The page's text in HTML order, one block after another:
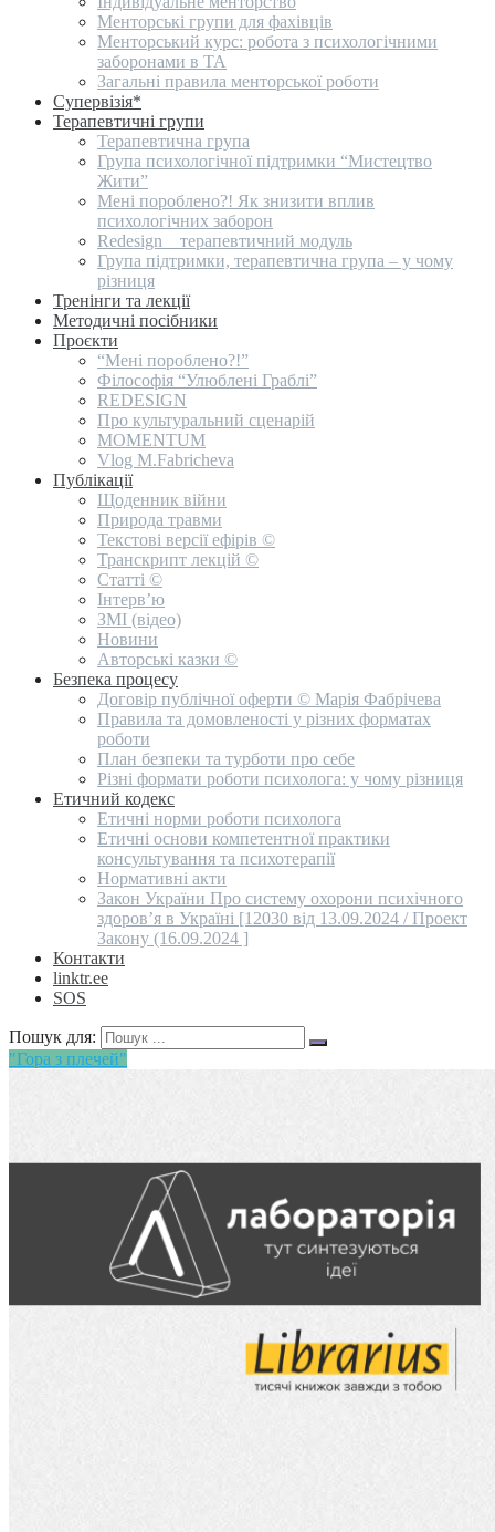
Менторські групи для фахівців
Менторський курс: робота з психологічними
заборонами в ТА
Загальні правила менторської роботи
Супервізія*
Терапевтичні групи
Терапевтична група
Група психологічної підтримки “Мистецтво
Жити”
Мені пороблено?! Як знизити вплив
психологічних заборон
Redesign _ терапевтичний модуль
Група підтримки, терапевтична група – у чому
різниця
Тренінги та лекції
Методичні посібники
Проєкти
“Мені пороблено?!”
Філософія “Улюблені Граблі”
REDESIGN
Про культуральний сценарій
MOMENTUM
Vlog M.Fabricheva
Публікації
Щоденник війни
Природа травми
Текстові версії ефірів ©
Транскрипт лекцій ©
Статті ©
Інтерв’ю
ЗМІ (відео)
Новини
Авторські казки ©
Безпека процесу
Договір публічної оферти © Марія Фабрічева
Правила та домовленості у різних форматах
роботи
План безпеки та турботи про себе
Різні формати роботи психолога: у чому різниця
Етичний кодекс
Етичні норми роботи психолога
Етичні основи компетентної практики
консультування та психотерапії
Нормативні акти
Закон України Про систему охорони психічного
здоров’я в Україні [12030 від 13.09.2024 / Проект
Закону (16.09.2024 ]
Контакти
linktr.ee
SOS
Пошук для:
"Гора з плечей"